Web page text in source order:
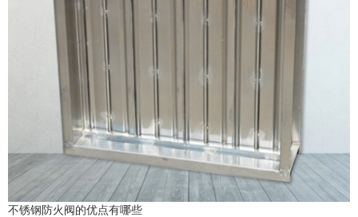
不锈钢防火阀的优点有哪些